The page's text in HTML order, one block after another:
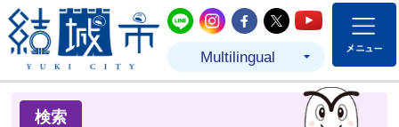
結城市公式LINE
結城市公式Instagram
結城市公式
結城市公式
結城市
Multilingual
検索